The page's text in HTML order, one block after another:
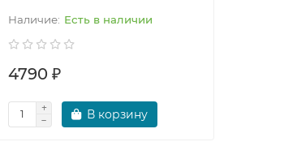
Есть в наличии
4790 ₽
В корзину